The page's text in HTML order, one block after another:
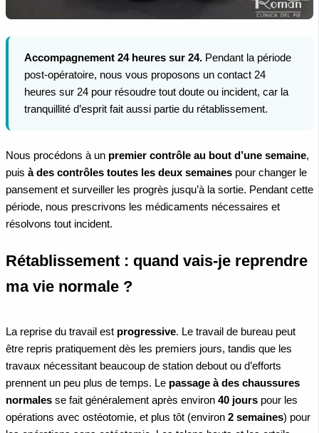
Accompagnement 24 heures sur 24. Pendant la période
post-opératoire, nous vous proposons un contact 24
heures sur 24 pour résoudre tout doute ou incident, car la
tranquillité d’esprit fait aussi partie du rétablissement.
Nous procédons à un premier contrôle au bout d’une semaine,
puis à des contrôles toutes les deux semaines pour changer le
pansement et surveiller les progrès jusqu’à la sortie. Pendant cette
période, nous prescrivons les médicaments nécessaires et
résolvons tout incident.
Rétablissement : quand vais-je reprendre
ma vie normale ?
La reprise du travail est progressive. Le travail de bureau peut
être repris pratiquement dès les premiers jours, tandis que les
travaux nécessitant beaucoup de station debout ou d’efforts
prennent un peu plus de temps. Le passage à des chaussures
normales se fait généralement après environ 40 jours pour les
opérations avec ostéotomie, et plus tôt (environ 2 semaines) pour